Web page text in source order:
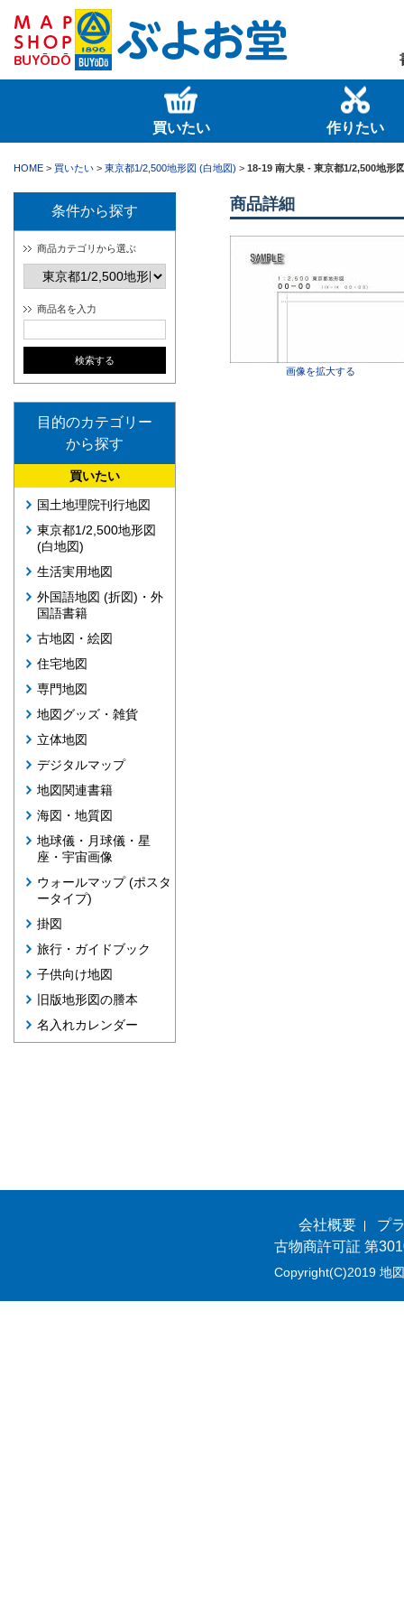
買いたい 作りたい
HOME > 買いたい > 東京都1/2,500地形図 (白地図) > 18-19 南大泉 - 東京都1/2,500地形
条件から探す
商品カテゴリから選ぶ
商品名を入力
目的のカテゴリー
から探す
買いたい
国土地理院刊行地図
東京都1/2,500地形図
(白地図)
生活実用地図
外国語地図 (折図)・外
国語書籍
古地図・絵図
住宅地図
専門地図
地図グッズ・雑貨
立体地図
デジタルマップ
地図関連書籍
海図・地質図
地球儀・月球儀・星
座・宇宙画像
ウォールマップ (ポスタ
ータイプ)
掛図
旅行・ガイドブック
子供向け地図
旧版地形図の謄本
名入れカレンダー
商品詳細
画像を拡大する
会社概要
プ
古物商許可証 第
Copyright(C)2019 地